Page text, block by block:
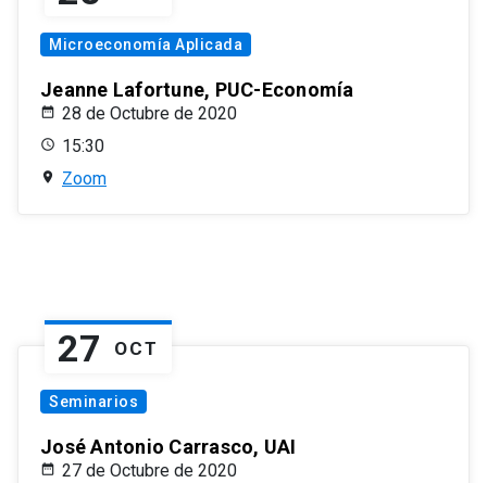
Microeconomía Aplicada
Jeanne Lafortune, PUC-Economía
28 de Octubre de 2020
15:30
Zoom
27 OCT
Seminarios
José Antonio Carrasco, UAI
27 de Octubre de 2020